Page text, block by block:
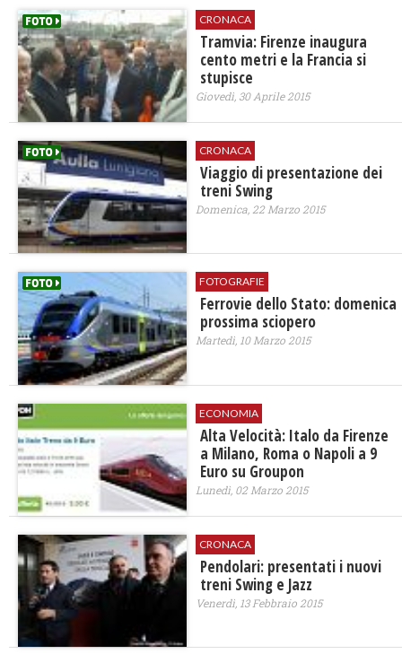
CRONACA
Tramvia: Firenze inaugura
cento metri e la Francia si
stupisce
Giovedì, 30 Aprile 2015
CRONACA
Viaggio di presentazione dei
treni Swing
Domenica, 22 Marzo 2015
FOTOGRAFIE
Ferrovie dello Stato: domenica
prossima sciopero
Martedì, 10 Marzo 2015
ECONOMIA
Alta Velocità: Italo da Firenze
a Milano, Roma o Napoli a 9
Euro su Groupon
Lunedì, 02 Marzo 2015
CRONACA
Pendolari: presentati i nuovi
treni Swing e Jazz
Venerdì, 13 Febbraio 2015